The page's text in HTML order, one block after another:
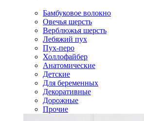
Бамбуковое волокно
Овечья шерсть
Верблюжья шерсть
Лебяжий пух
Пух-перо
Холлофайбер
Анатомические
Детские
Для беременных
Декоративные
Дорожные
Прочие